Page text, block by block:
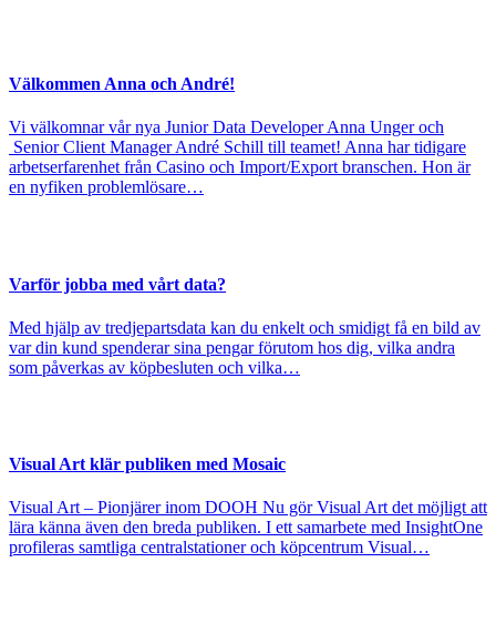
Välkommen Anna och André!
Vi välkomnar vår nya Junior Data Developer Anna Unger och
Senior Client Manager André Schill till teamet! Anna har tidigare
arbetserfarenhet från Casino och Import/Export branschen. Hon är
en nyfiken problemlösare…
Varför jobba med vårt data?
Med hjälp av tredjepartsdata kan du enkelt och smidigt få en bild av
var din kund spenderar sina pengar förutom hos dig, vilka andra
som påverkas av köpbesluten och vilka…
Visual Art klär publiken med Mosaic
Visual Art – Pionjärer inom DOOH Nu gör Visual Art det möjligt att
lära känna även den breda publiken. I ett samarbete med InsightOne
profileras samtliga centralstationer och köpcentrum Visual…